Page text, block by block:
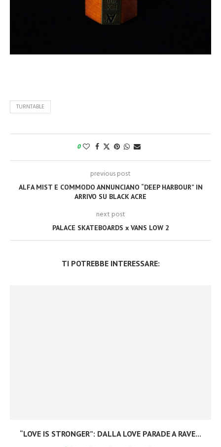
TURNTABLE
0
previous post
ALFA MIST E COMMODO ANNUNCIANO “DEEP HARBOUR” IN
ARRIVO SU BLACK ACRE
next post
PALACE SKATEBOARDS x VANS LOW 2
TI POTREBBE INTERESSARE:
“LOVE IS STRONGER”: DALLA LOVE PARADE A RAVE...